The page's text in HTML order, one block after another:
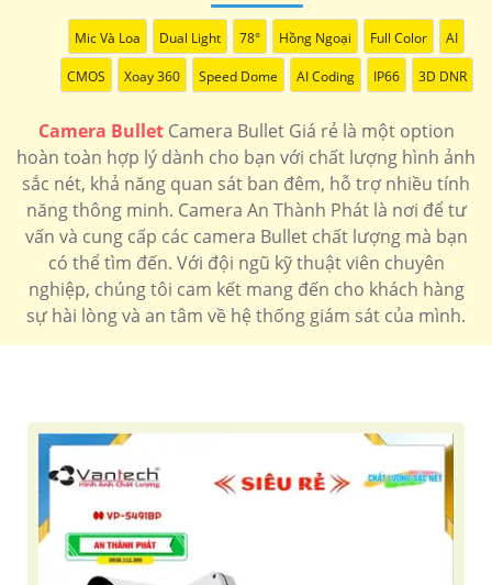
'
Mic Và Loa Dual Light 78° Hồng Ngoại Full Color AI
CMOS Xoay 360 Speed Dome AI Coding IP66 3D DNR
Camera BulletCamera Bullet Giá rẻ là một option
hoàn toàn hợp lý dành cho bạn với chất lượng hình ảnh
sắc nét, khả năng quan sát ban đêm, hỗ trợ nhiều tính
năng thông minh. Camera An Thành Phát là nơi để tư
vấn và cung cấp các camera Bullet chất lượng mà bạn
có thể tìm đến. Với đội ngũ kỹ thuật viên chuyên
nghiệp, chúng tôi cam kết mang đến cho khách hàng
sự hài lòng và an tâm về hệ thống giám sát của mình.